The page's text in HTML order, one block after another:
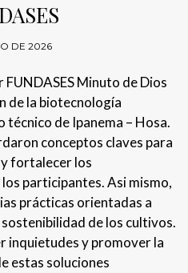
DE 2026
Minuto de Dios
de la biotecnología
de Ipanema – Hosa.
conceptos claves para
y fortalecer los
participantes. Asi mismo,
prácticas orientadas a
de los cultivos.
inquietudes y promover la
estas soluciones